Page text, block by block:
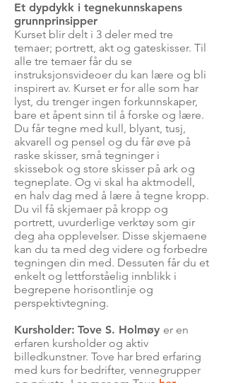
Et dypdykk i tegnekunnskapens
grunnprinsipper
Kurset blir delt i 3 deler med tre
temaer; portrett, akt og gateskisser. Til
alle tre temaer får du se
instruksjonsvideoer du kan lære og bli
inspirert av. Kurset er for alle som har
lyst, du trenger ingen forkunnskaper,
bare et åpent sinn til å forske og lære.
Du får tegne med kull, blyant, tusj,
akvarell og pensel og du får øve på
raske skisser, små tegninger i
skissebok og store skisser på ark og
tegneplate. Og vi skal ha aktmodell,
en halv dag med å lære å tegne kropp.
Du vil få skjemaer på kropp og
portrett, uvurderlige verktøy som gir
deg aha opplevelser. Disse skjemaene
kan du ta med deg videre og forbedre
tegningen din med. Dessuten får du et
enkelt og lettforståelig innblikk i
begrepene horisontlinje og
perspektivtegning.
Kursholder: Tove S. Holmøy er en
erfaren kursholder og aktiv
billedkunstner. Tove har bred erfaring
med kurs for bedrifter, vennegrupper